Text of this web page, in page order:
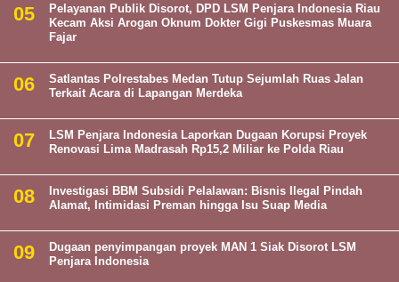
Pelayanan Publik Disorot, DPD LSM Penjara Indonesia Riau
Kecam Aksi Arogan Oknum Dokter Gigi Puskesmas Muara
Fajar
Satlantas Polrestabes Medan Tutup Sejumlah Ruas Jalan
Terkait Acara di Lapangan Merdeka
LSM Penjara Indonesia Laporkan Dugaan Korupsi Proyek
Renovasi Lima Madrasah Rp15,2 Miliar ke Polda Riau
Investigasi BBM Subsidi Pelalawan: Bisnis Ilegal Pindah
Alamat, Intimidasi Preman hingga Isu Suap Media
Dugaan penyimpangan proyek MAN 1 Siak Disorot LSM
Penjara Indonesia